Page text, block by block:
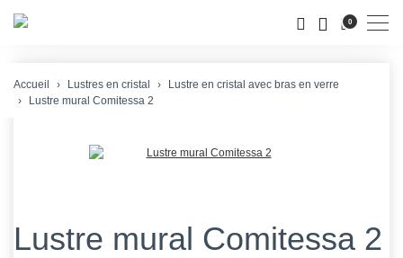
0
Accueil Lustres en cristal
Lustre en cristal avec bras en verre
Lustre mural Comitessa 2
Lustre mural Comitessa 2